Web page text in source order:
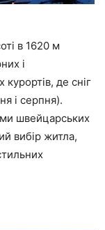
в 1620 м
і
курортів, де сніг
і серпня).
швейцарських
вибір житла,